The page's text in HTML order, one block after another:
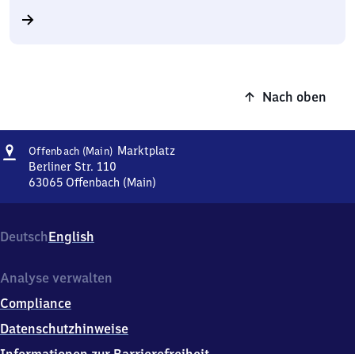
Nach oben
Adresse
Offenbach (Main) MarktplatzOffenbach
Berliner Str. 110
63065 Offenbach (Main)
Marktplatz,
Berliner
110,
3
0
DeutschEnglish
Analyse verwalten
Compliance
Datenschutzhinweise